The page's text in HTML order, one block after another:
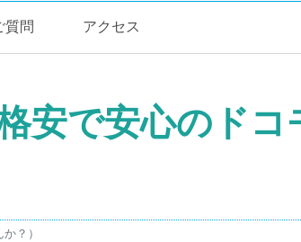
質問 アクセス
安で安心のドコ
？）